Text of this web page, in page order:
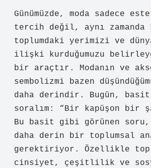
Günümüzde, moda sadece
tercih değil, aynı
toplumdaki yerimizi ve
ilişki kurduğumuzu
bir araçtır. Modanın ve
sembolizmi bazen
daha derindir. Bugün,
soralım: “Bir kapüşon bir
Bu basit gibi görünen soru,
daha derin bir toplumsal
gerektiriyor. Özellikle
cinsiyet, çeşitlilik ve